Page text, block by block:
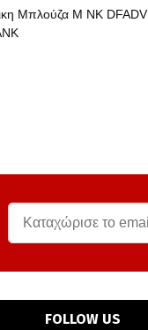
Μπλούζα M NK DFADV
FOLLOW US